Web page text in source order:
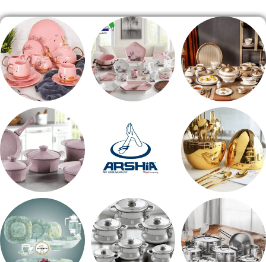
طقم سفره شاي بالجاتوه
ARSHiA حلل جرانيت